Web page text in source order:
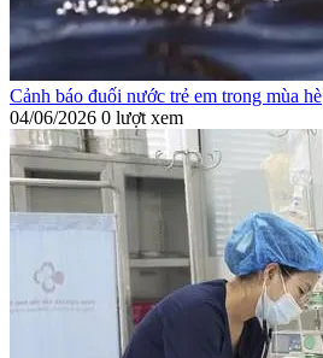
Cảnh báo đuối nước trẻ em trong mùa hè
04/06/2026 0 lượt xem